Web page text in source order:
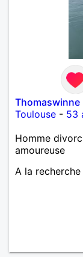
Thomaswinne
Toulouse - 53
Homme
amoureuse
A la